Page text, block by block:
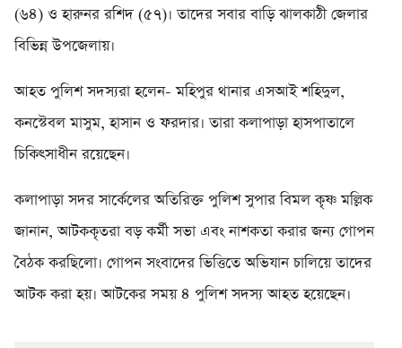
(৬৪) ও হারুনর রশিদ (৫৭)। তাদের সবার বাড়ি ঝালকাঠী জেলার
বিভিন্ন উপজেলায়।
আহত পুলিশ সদস্যরা হলেন- মহিপুর থানার এসআই শহিদুল,
কনস্টেবল মাসুম, হাসান ও ফরদার। তারা কলাপাড়া হাসপাতালে
চিকিৎসাধীন রয়েছেন।
কলাপাড়া সদর সার্কেলের অতিরিক্ত পুলিশ সুপার বিমল কৃষ্ণ মল্লিক
জানান, আটককৃতরা বড় কর্মী সভা এবং নাশকতা করার জন্য গোপন
বৈঠক করছিলো। গোপন সংবাদের ভিত্তিতে অভিযান চালিয়ে তাদের
আটক করা হয়। আটকের সময় ৪ পুলিশ সদস্য আহত হয়েছেন।